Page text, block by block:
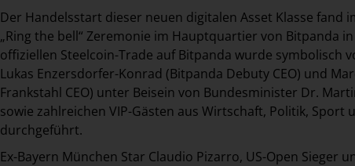
Der Handelsstart dieser neuen digitalen Asset Klasse fand
„Ring the bell“ Zeremonie im Hauptquartier von Bitpanda
offiziellen Steelcoin-Trade auf Bitpanda wurde symbolisch
Lukas Enzersdorfer-Konrad (Bitpanda Debuty CEO) und
Frankstahl CEO) unter Beisein von Bundesminister Dr.
sowie zahlreichen VIP-Gästen aus Wirtschaft, Politik, Sport
durchgeführt.
Ex-Bayern München Star Claudio Pizarro, US-Open Sieger